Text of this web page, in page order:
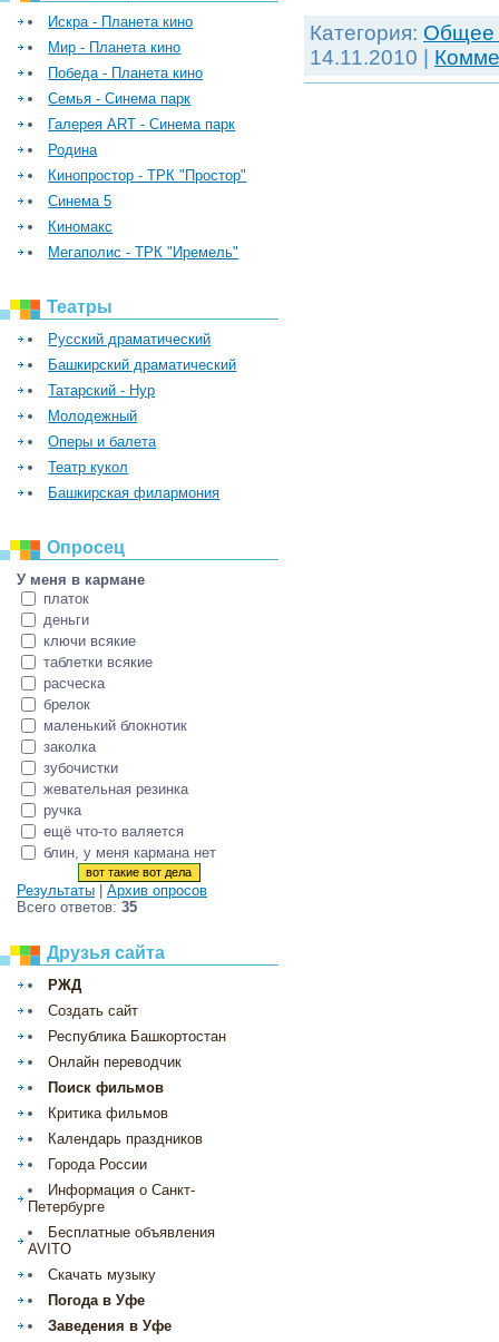
Искра - Планета кино
Мир - Планета кино
Победа - Планета кино
Семья - Синема парк
Галерея ART - Синема парк
Родина
Кинопростор - ТРК "Простор"
Синема 5
Киномакс
Мегаполис - ТРК "Иремель"
Театры
Русский драматический
Башкирский драматический
Татарский - Нур
Молодежный
Оперы и балета
Театр кукол
Башкирская филармония
Опросец
У меня в кармане
платок
деньги
ключи всякие
таблетки всякие
расческа
брелок
маленький блокнотик
заколка
зубочистки
жевательная резинка
ручка
ещё что-то валяется
блин, у меня кармана нет
Результаты
Архив опросов
Всего ответов: 35
Друзья сайта
РЖД
Создать сайт
Республика Башкортостан
Онлайн переводчик
Поиск фильмов
Критика фильмов
Календарь праздников
Города России
Информация о Санкт-
Петербурге
Бесплатные объявления
AVITO
Скачать музыку
Погода в Уфе
Заведения в Уфе
Категория: Общее
14.11.2010 |